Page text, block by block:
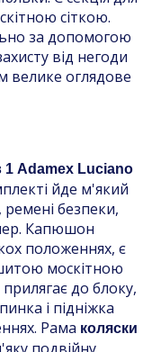
сіткою.
за допомогою
від негоди
велике оглядове
1 Adamex Luciano
йде м'який
безпеки,
Капюшон
положеннях, є
москітною
до блоку,
і підніжка
Рама коляски